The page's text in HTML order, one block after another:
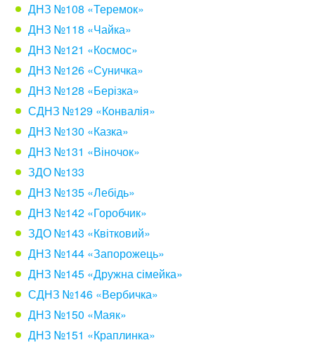
ДНЗ №108 «Теремок»
ДНЗ №118 «Чайка»
ДНЗ №121 «Космос»
ДНЗ №126 «Суничка»
ДНЗ №128 «Берізка»
СДНЗ №129 «Конвалія»
ДНЗ №130 «Казка»
ДНЗ №131 «Віночок»
ЗДО №133
ДНЗ №135 «Лебідь»
ДНЗ №142 «Горобчик»
ЗДО №143 «Квітковий»
ДНЗ №144 «Запорожець»
ДНЗ №145 «Дружна сімейка»
СДНЗ №146 «Вербичка»
ДНЗ №150 «Маяк»
ДНЗ №151 «Краплинка»